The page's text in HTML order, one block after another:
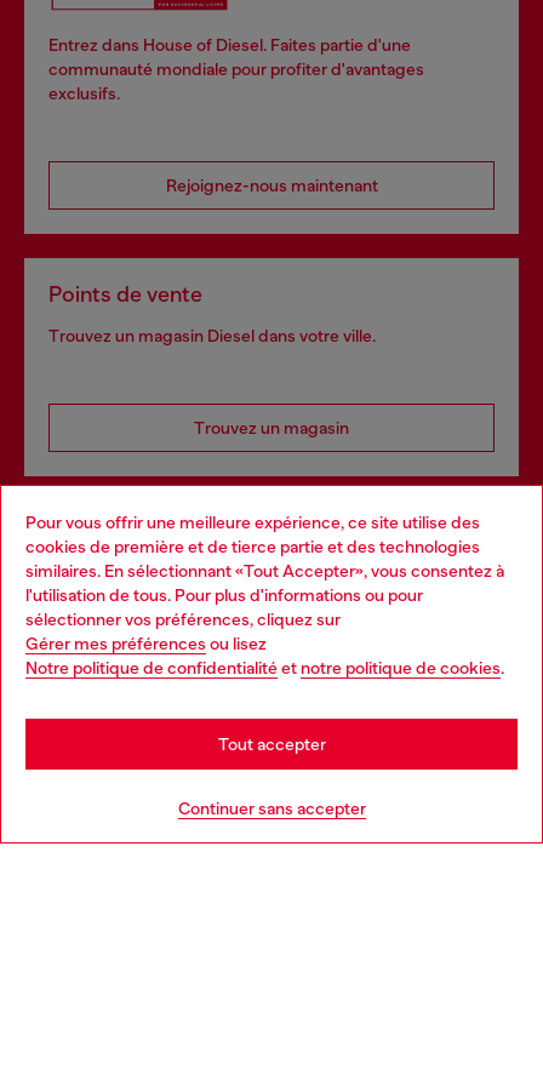
Pour vous offrir une meilleure expérience, ce site utilise des
cookies de première et de tierce partie et des technologies
similaires. En sélectionnant «Tout Accepter», vous consentez à
l'utilisation de tous. Pour plus d'informations ou pour
sélectionner vos préférences, cliquez sur
Gérer mes préférences ou lisez
Notre politique de confidentialitéet notre politique de cookies.
Continuer sans accepter
Tout accepter
Entrez dans House of Diesel. Faites partie d'une
communauté mondiale pour profiter d'avantages
exclusifs.
Rejoignez-nous maintenant
Points de vente
Trouvez un magasin Diesel dans votre ville.
Trouvez un magasin
Services omnicanaux
Découvrez tous nos services, en ligne et en magasin.
En savoir plus
Choose your location
You are currently browsing France website, but it seems you
may be based in United States